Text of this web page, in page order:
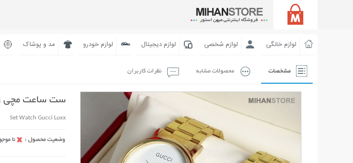
لوازم خانگی لوازم شخصی لوازم دیجیتال لوازم خودرو مد و پوشاک
مشخصات محصولات مشابه نظرات کاربران
ست ساعت مچی Gucci طرح Luxx
Set Watch Gucci Luxx